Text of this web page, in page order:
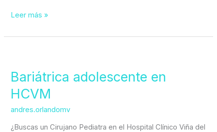
Leer más »
Bariátrica adolescente en
HCVM
andres.orlandomv
¿Buscas un Cirujano Pediatra en el Hospital Clínico Viña del
en
HCVM